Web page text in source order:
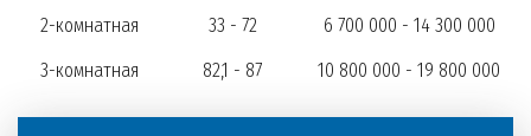
2-комнатная
33 - 72
6 700 000 - 14 300 000
3-комнатная
82,1 - 87 10 800 000 - 19 800 000